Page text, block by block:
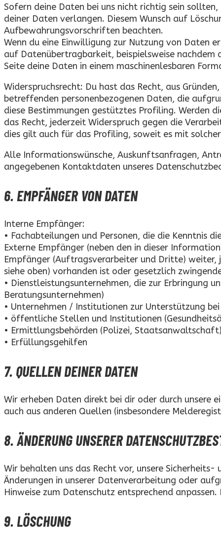
Sofern deine Daten bei uns nicht richtig sein
deiner Daten verlangen. Diesem Wunsch auf
Aufbewahrungsvorschriften beachten.
Wenn du eine Einwilligung zur Nutzung von Daten
auf Datenübertragbarkeit, beispielsweise nachdem
Seite deine Daten in einem maschinenlesbaren
Widerspruchsrecht: Du hast das Recht, aus
betreffenden personenbezogenen Daten, die
diese Bestimmungen gestütztes Profiling. Werden
das Recht, jederzeit Widerspruch gegen die
dies gilt auch für das Profiling, soweit es mit
Alle Informationswünsche, Auskunftsanfragen,
angegebenen Kontaktdaten unseres
6. EMPFÄNGER VON DATEN
Interne Empfänger:
• Fachabteilungen und Personen, die die Kenntnis
Externe Empfänger (neben den in dieser
Empfänger (Auftragsverarbeiter und Dritte) weiter,
siehe oben) vorhanden ist oder gesetzlich
• Dienstleistungsunternehmen, die zur Erbringung
Beratungsunternehmen)
• Unternehmen / Institutionen zur Unterstützung
• öffentliche Stellen und Institutionen
• Ermittlungsbehörden (Polizei,
• Erfüllungsgehilfen
7. QUELLEN DEINER DATEN
Wir erheben Daten direkt bei dir oder durch unsere
auch aus anderen Quellen (insbesondere
8. ÄNDERUNG UNSERER
Wir behalten uns das Recht vor, unsere
Änderungen in unserer Datenverarbeitung oder
Hinweise zum Datenschutz entsprechend
9. LÖSCHUNG